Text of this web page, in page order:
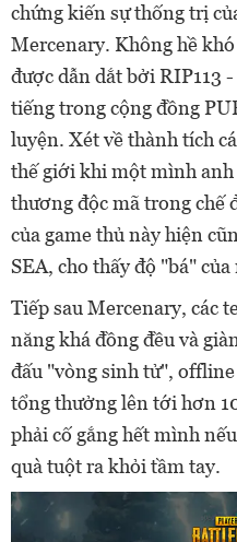
chứng kiến sự thống trị
Mercenary. Không hề
được dẫn dắt bởi RIP113
tiếng trong cộng đồng
luyện. Xét về thành tích
thế giới khi một mình
thương độc mã trong chế
của game thủ này hiện
SEA, cho thấy độ "bá"
Tiếp sau Mercenary, các
năng khá đồng đều và
đấu "vòng sinh tử",
tổng thưởng lên tới hơn
phải cố gắng hết mình
quà tuột ra khỏi tầm tay.